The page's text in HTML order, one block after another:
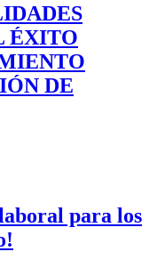
ÉXITO
DE
para los